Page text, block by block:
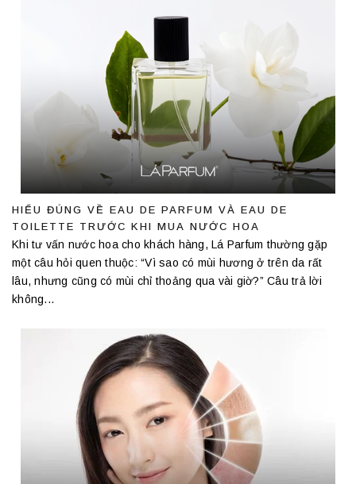
HIỂU ĐÚNG VỀ EAU DE PARFUM VÀ EAU DE
TOILETTE TRƯỚC KHI MUA NƯỚC HOA
Khi tư vấn nước hoa cho khách hàng, Lá Parfum thường gặp
một câu hỏi quen thuộc: “Vì sao có mùi hương ở trên da rất
lâu, nhưng cũng có mùi chỉ thoảng qua vài giờ?” Câu trả lời
không...